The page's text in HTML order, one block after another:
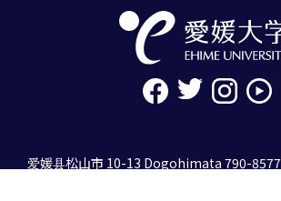
爱媛县松山市 10-13 Dogohimata 790-8577